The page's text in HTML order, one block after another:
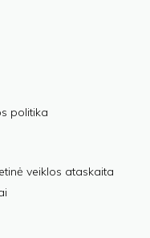
politika
veiklos ataskaita